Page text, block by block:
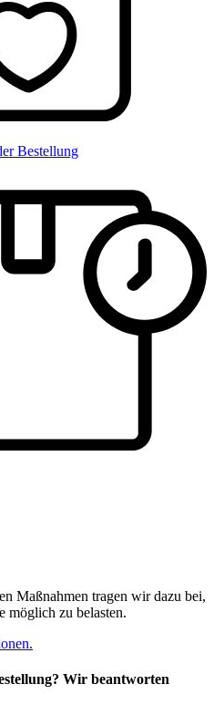
Bestellung
Maßnahmen tragen wir dazu bei,
zu belasten.
Wir beantworten